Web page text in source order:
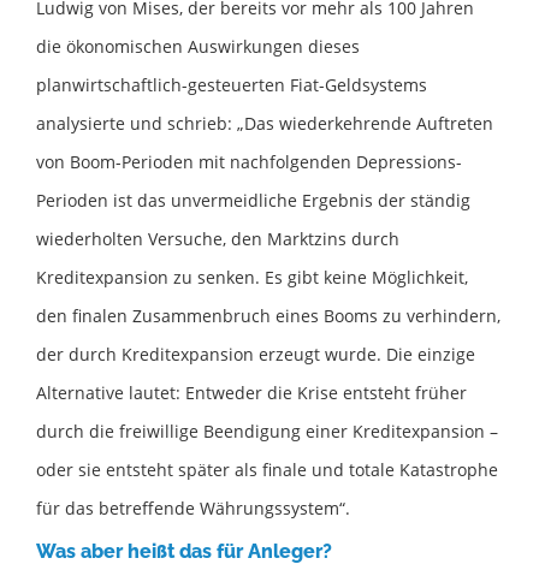
Ludwig von Mises, der bereits vor mehr als 100 Jahren
die ökonomischen Auswirkungen dieses
planwirtschaftlich-gesteuerten Fiat-Geldsystems
analysierte und schrieb: „Das wiederkehrende Auftreten
von Boom-Perioden mit nachfolgenden Depressions-
Perioden ist das unvermeidliche Ergebnis der ständig
wiederholten Versuche, den Marktzins durch
Kreditexpansion zu senken. Es gibt keine Möglichkeit,
den finalen Zusammenbruch eines Booms zu verhindern,
der durch Kreditexpansion erzeugt wurde. Die einzige
Alternative lautet: Entweder die Krise entsteht früher
durch die freiwillige Beendigung einer Kreditexpansion –
oder sie entsteht später als finale und totale Katastrophe
für das betreffende Währungssystem“.
Was aber heißt das für Anleger?